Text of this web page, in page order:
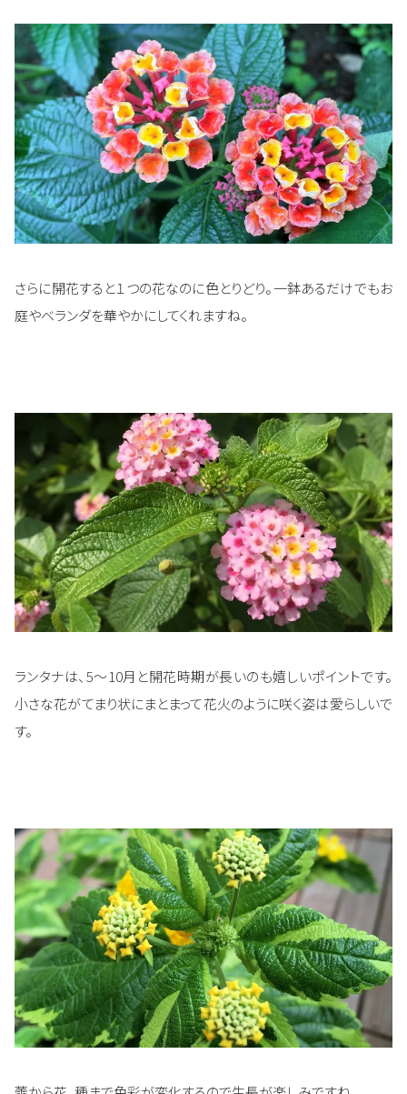
さらに開花すると１つの花なのに色とりどり。一鉢あるだけでもお
庭やベランダを華やかにしてくれますね。
ランタナは、5～10月と開花時期が長いのも嬉しいポイントです。
小さな花がてまり状にまとまって花火のように咲く姿は愛らしいで
す。